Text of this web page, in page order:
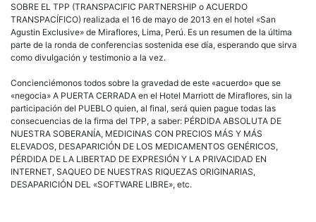
SOBRE EL TPP (TRANSPACIFIC PARTNERSHIP o ACUERDO
TRANSPACÍFICO) realizada el 16 de mayo de 2013 en el hotel «San
Agustin Exclusive» de Miraflores, Lima, Perú. Es un resumen de la última
parte de la ronda de conferencias sostenida ese día, esperando que sirva
como divulgación y testimonio a la vez.
Concienciémonos todos sobre la gravedad de este «acuerdo» que se
«negocia» A PUERTA CERRADA en el Hotel Marriott de Miraflores, sin la
participación del PUEBLO quien, al final, será quien pague todas las
consecuencias de la firma del TPP, a saber: PÉRDIDA ABSOLUTA DE
NUESTRA SOBERANÍA, MEDICINAS CON PRECIOS MÁS Y MÁS
ELEVADOS, DESAPARICIÓN DE LOS MEDICAMENTOS GENÉRICOS,
PÉRDIDA DE LA LIBERTAD DE EXPRESIÓN Y LA PRIVACIDAD EN
INTERNET, SAQUEO DE NUESTRAS RIQUEZAS ORIGINARIAS,
DESAPARICIÓN DEL «SOFTWARE LIBRE», etc.